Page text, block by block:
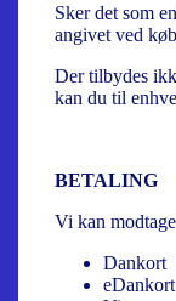
Sker det som
angivet ved
Der tilbydes
kan du til
BETALING
Vi kan
Dankort
eDankort